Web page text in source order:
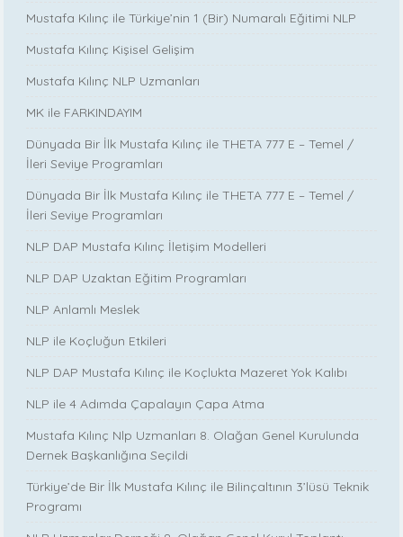
Mustafa Kılınç ile Türkiye’nin 1 (Bir) Numaralı Eğitimi NLP
Mustafa Kılınç Kişisel Gelişim
Mustafa Kılınç NLP Uzmanları
MK ile FARKINDAYIM
Dünyada Bir İlk Mustafa Kılınç ile THETA 777 E – Temel /
İleri Seviye Programları
Dünyada Bir İlk Mustafa Kılınç ile THETA 777 E – Temel /
İleri Seviye Programları
NLP DAP Mustafa Kılınç İletişim Modelleri
NLP DAP Uzaktan Eğitim Programları
NLP Anlamlı Meslek
NLP ile Koçluğun Etkileri
NLP DAP Mustafa Kılınç ile Koçlukta Mazeret Yok Kalıbı
NLP ile 4 Adımda Çapalayın Çapa Atma
Mustafa Kılınç Nlp Uzmanları 8. Olağan Genel Kurulunda
Dernek Başkanlığına Seçildi
Türkiye’de Bir İlk Mustafa Kılınç ile Bilinçaltının 3’lüsü Teknik
Programı